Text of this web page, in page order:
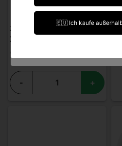
ZYN
€ 4,49
- +
Ich bin über 18
Ich bin unter 18
🇪🇺 Ich kaufe